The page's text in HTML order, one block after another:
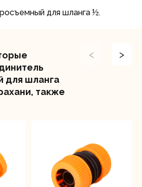
для шланга ½.
для шланга
также
< >